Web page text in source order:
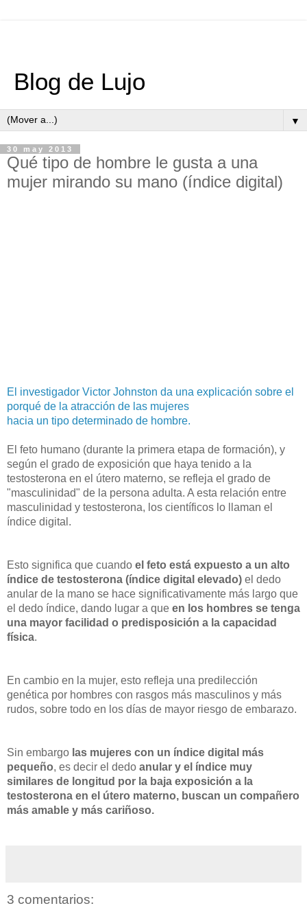
Blog de Lujo
▼
30 may 2013
Qué tipo de hombre le gusta a una
mujer mirando su mano (índice digital)
El investigador Victor Johnston da una explicación sobre el
porqué de la atracción de las mujeres
hacia un tipo determinado de hombre.
El feto humano (durante la primera etapa de formación), y
según el grado de exposición que haya tenido a la
testosterona en el útero materno, se refleja el grado de
"masculinidad" de la persona adulta. A esta relación entre
masculinidad y testosterona, los científicos lo llaman el
índice digital.
Esto significa que cuando el feto está expuesto a un alto
índice de testosterona (índice digital elevado) el dedo
anular de la mano se hace significativamente más largo que
el dedo índice, dando lugar a que en los hombres se tenga
una mayor facilidad o predisposición a la capacidad
física.
En cambio en la mujer, esto refleja una predilección
genética por hombres con rasgos más masculinos y más
rudos, sobre todo en los días de mayor riesgo de embarazo.
Sin embargo las mujeres con un índice digital más
pequeño, es decir el dedo anular y el índice muy
similares de longitud por la baja exposición a la
testosterona en el útero materno, buscan un compañero
más amable y más cariñoso.
3 comentarios: